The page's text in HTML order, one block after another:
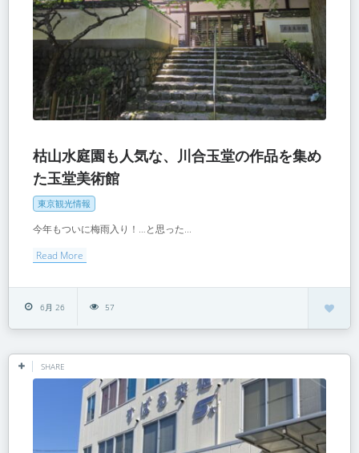
枯山水庭園も人気な、川合玉堂の作品を集め
た玉堂美術館
東京観光情報
今年もついに梅雨入り！…と思った...
Read More
6月 26 57
SHARE